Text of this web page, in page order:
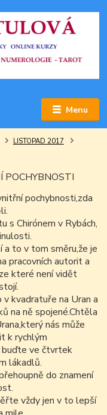
Menu
LISTOPAD 2017
POCHYBNOSTI
pochybnosti,zda
s Chirónem v Rybách,
a to v tom směru,že je
pracovních autorit a
které není vidět
kvadratuře na Uran a
na ně spojené.Chtěla
nás může
k rychlým
buďte ve čtvrtek
lákadlů.
do znamení
vždy jen v to lepší